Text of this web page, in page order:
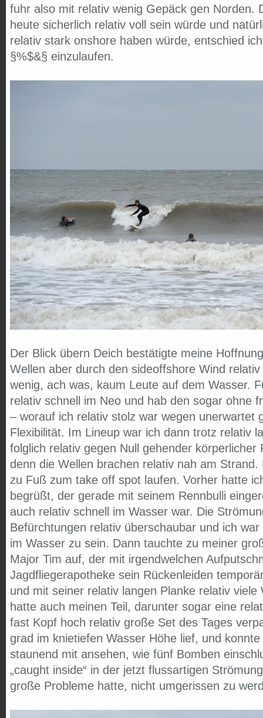
fuhr also mit relativ wenig Gepäck gen Norden.
heute sicherlich relativ voll sein würde und
relativ stark onshore haben würde, entschied
§%$&§ einzulaufen.
Der Blick übern Deich bestätigte meine
Wellen aber durch den sideoffshore Wind
wenig, ach was, kaum Leute auf dem Wasser.
relativ schnell im Neo und hab den sogar ohne
– worauf ich relativ stolz war wegen unerwartet
Flexibilität. Im Lineup war ich dann trotz relativ
folglich relativ gegen Null gehender körperlicher
denn die Wellen brachen relativ nah am
zu Fuß zum take off spot laufen. Vorher hatte
begrüßt, der gerade mit seinem Rennbulli
auch relativ schnell im Wasser war. Die
Befürchtungen relativ überschaubar und ich
im Wasser zu sein. Dann tauchte zu meiner
Major Tim auf, der mit irgendwelchen
Jagdfliegerapotheke sein Rückenleiden
und mit seiner relativ langen Planke relativ viele
hatte auch meinen Teil, darunter sogar eine
fast Kopf hoch relativ große Set des Tages
grad im knietiefen Wasser Höhe lief, und
staunend mit ansehen, wie fünf Bomben
„caught inside“ in der jetzt flussartigen
große Probleme hatte, nicht umgerissen zu